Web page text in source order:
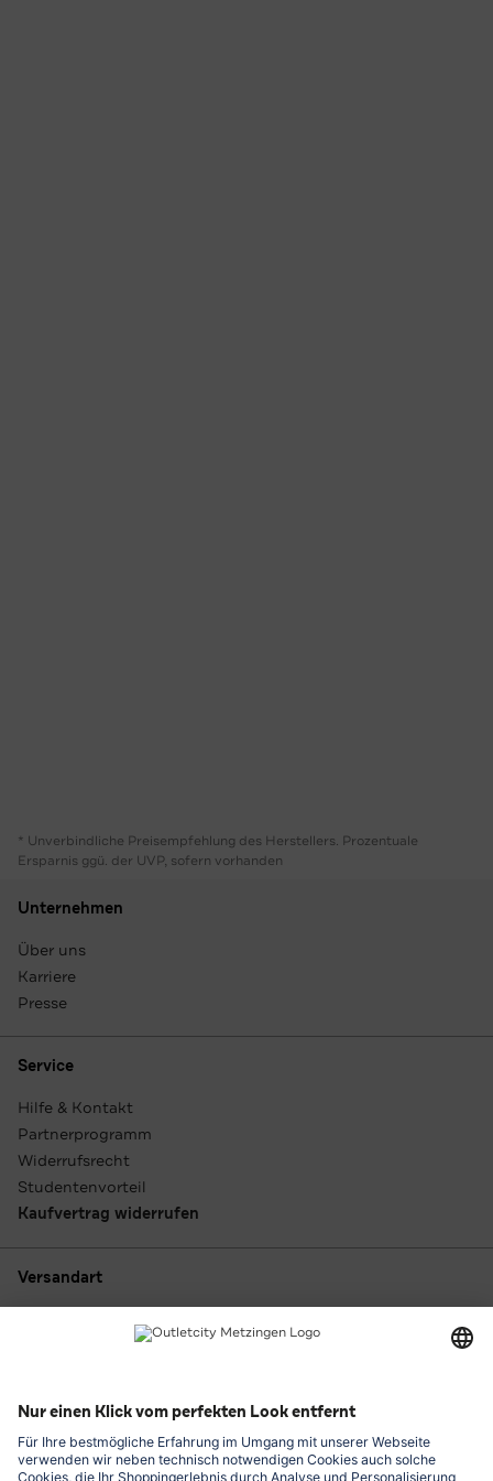
* Unverbindliche Preisempfehlung des Herstellers. Prozentuale
Ersparnis ggü. der UVP, sofern vorhanden
Unternehmen
Über uns
Karriere
Presse
Service
Hilfe & Kontakt
Partnerprogramm
Widerrufsrecht
Studentenvorteil
Kaufvertrag widerrufen
Versandart